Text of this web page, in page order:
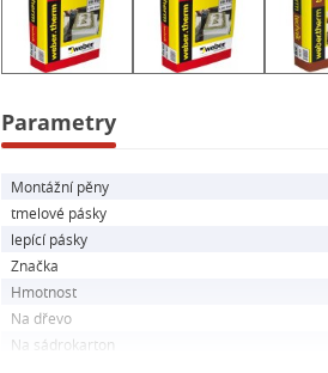
Weber.therm Technik je skladná
Pro správné zpracování
běžné nástroje pro omítkářské
Parametry
Montážní pěny
tmelové pásky
lepící pásky
Značka
Hmotnost
Na dřevo
Na sádrokarton